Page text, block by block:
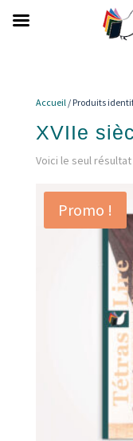
Accueil/ Produits
XVIIe
Voici le seul résultat
Promo !